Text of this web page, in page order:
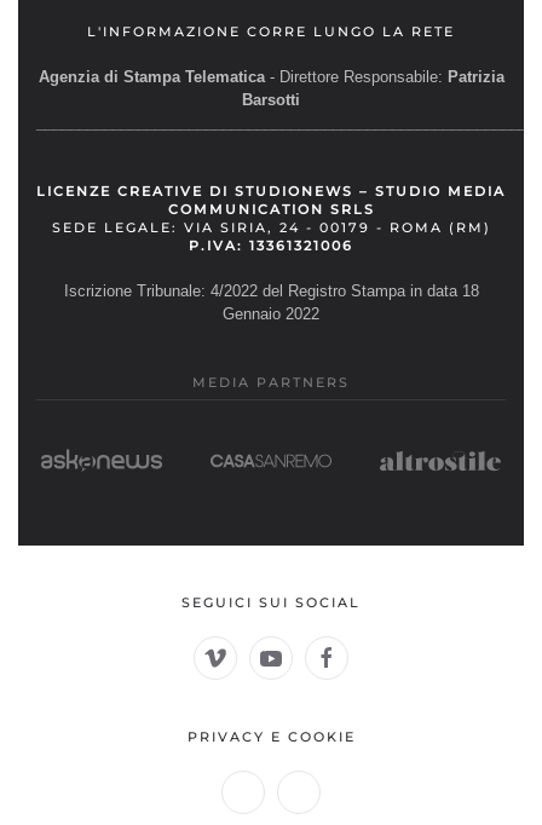
L'INFORMAZIONE CORRE LUNGO LA RETE
Agenzia di Stampa Telematica- Direttore Responsabile: Patrizia
Barsotti
LICENZE CREATIVE DI STUDIONEWS – STUDIO MEDIA
COMMUNICATION SRLS
SEDE LEGALE: VIA SIRIA, 24 - 00179 - ROMA (RM)
P.IVA: 13361321006
Iscrizione Tribunale: 4/2022 del Registro Stampa in data 18
Gennaio 2022
MEDIA PARTNERS
SEGUICI SUI SOCIAL
PRIVACY E COOKIE